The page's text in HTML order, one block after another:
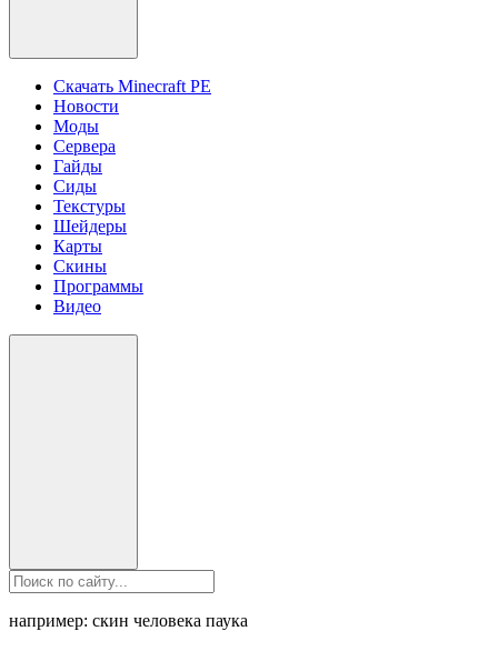
Скачать Minecraft PE
Новости
Моды
Сервера
Гайды
Сиды
Текстуры
Шейдеры
Карты
Скины
Программы
Видео
например: скин человека паука